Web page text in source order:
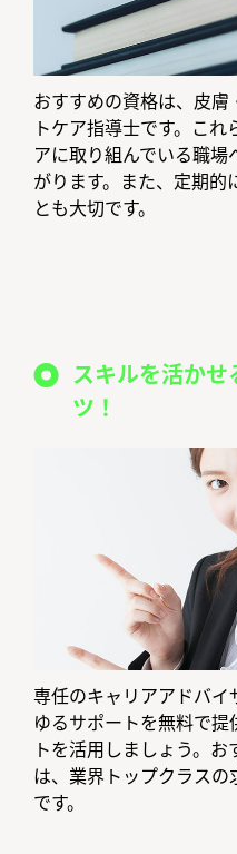
おすすめの資格は、皮
トケア指導士です。こ
アに取り組んでいる職
がります。また、定期的
とも大切です。
スキルを活かせ
ツ！
専任のキャリアアドバイ
ゆるサポートを無料で
トを活用しましょう。
は、業界トップクラス
です。